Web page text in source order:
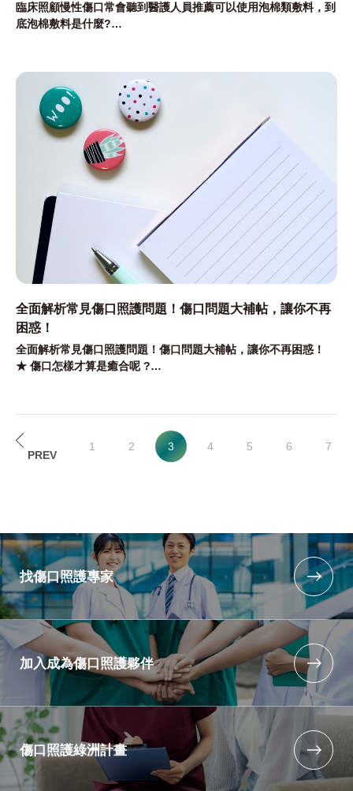
臨床照顧慢性傷口常會聽到醫護人員推薦可以使用泡棉類敷料，到
底泡棉敷料是什麼?
全面解析常見傷口照護問題！傷口問題大補帖，讓你不再
困惑！
全面解析常見傷口照護問題！傷口問題大補帖，讓你不再困惑！
★ 傷口怎樣才算是癒合呢 ?
★ 醫師開的抗生素要吃完嗎 ?
傷口照護大家最常問的問題在這邊幫大家彙整好啦!
1
2 3 4 5 6 7
找傷口照護專家
加入成為傷口照護夥伴
傷口照護綠洲計畫